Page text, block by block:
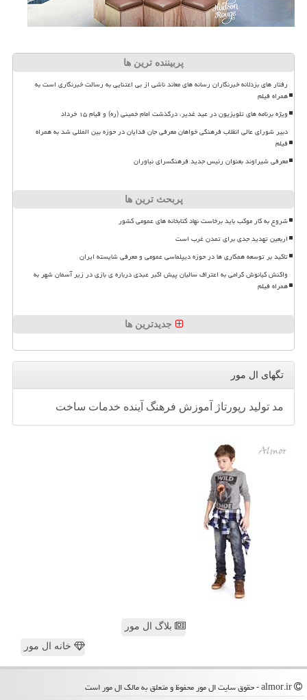
پربیننده ترین ها
رفتار های بزدلانه خبرنگاران رسانه های معاند ناشی از بی اعتنایی به رسالت خبرنگاری است به
همراه فیلم
ویژه برنامه های تلویزیون در عید غدیر، درگذشت امام خمینی (ره) و قیام ۱۵ خرداد
دبیر شورای عالی انقلاب فرهنگی خواهان معرفی جان فدایان در حوزه بین المللی شد به همراه
فیلم
معرفی شیراوند بعنوان رئیس جدید فرهنگسرای نیاوران
پربحث ترین ها
شروع به کار موکب باید برخاست نهاد کتابخانه های عمومی کشور
اربعین تهدید جدی برای تمدن غرب است
تاکید بر توسعه همکاری ها در حوزه دیپلماسی عمومی و معرفی شایسته ایران
واکنش کیانوش گرامی به اعتراف سالیان پیش اکبر عبدی درباره ی بازی در زیر آسمان شهر به
همراه فیلم
جدیدترین ها
تگهای ال مور
مد تولید رپورتاژ آموزش فرهنگ آینده خدمات ساخت
بلاگ ال مور
خانه ال مور